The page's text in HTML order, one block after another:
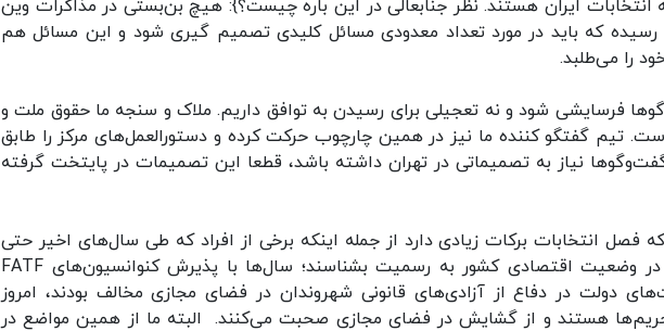
انتخابات ایران هستند. نظر جنابعالی در این باره چیست؟}: هیچ بن‌بستی در مذاکرات وین
رسیده که باید در مورد تعداد معدودی مسائل کلیدی تصمیم گیری شود و این مسائل هم
را می‌طلبد.
فرسایشی شود و نه تعجیلی برای رسیدن به توافق داریم. ملاک و سنجه ما حقوق ملت و
تیم گفتگو کننده ما نیز در همین چارچوب حرکت کرده و دستورالعمل‌های مرکز را طابق
گفت‌وگوها نیاز به تصمیماتی در تهران داشته باشد، قطعا این تصمیمات در پایتخت گرفته
فصل انتخابات برکات زیادی دارد از جمله اینکه برخی از افراد که طی سال‌های اخیر حتی
حاضر نبودند که فشار تحریم را در وضعیت اقتصادی کشور به رسمیت بشناسند؛ سال‌ها با پذیرش کنوانسیون‌های FATF
دولت در دفاع از آزادی‌های قانونی شهروندان در فضای مجازی مخالف بودند، امروز
هستند و از گشایش در فضای مجازی صحبت می‌کنند. البته ما از همین مواضع در